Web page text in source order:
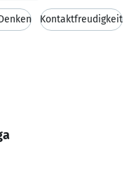
Kontaktfreudigkeit